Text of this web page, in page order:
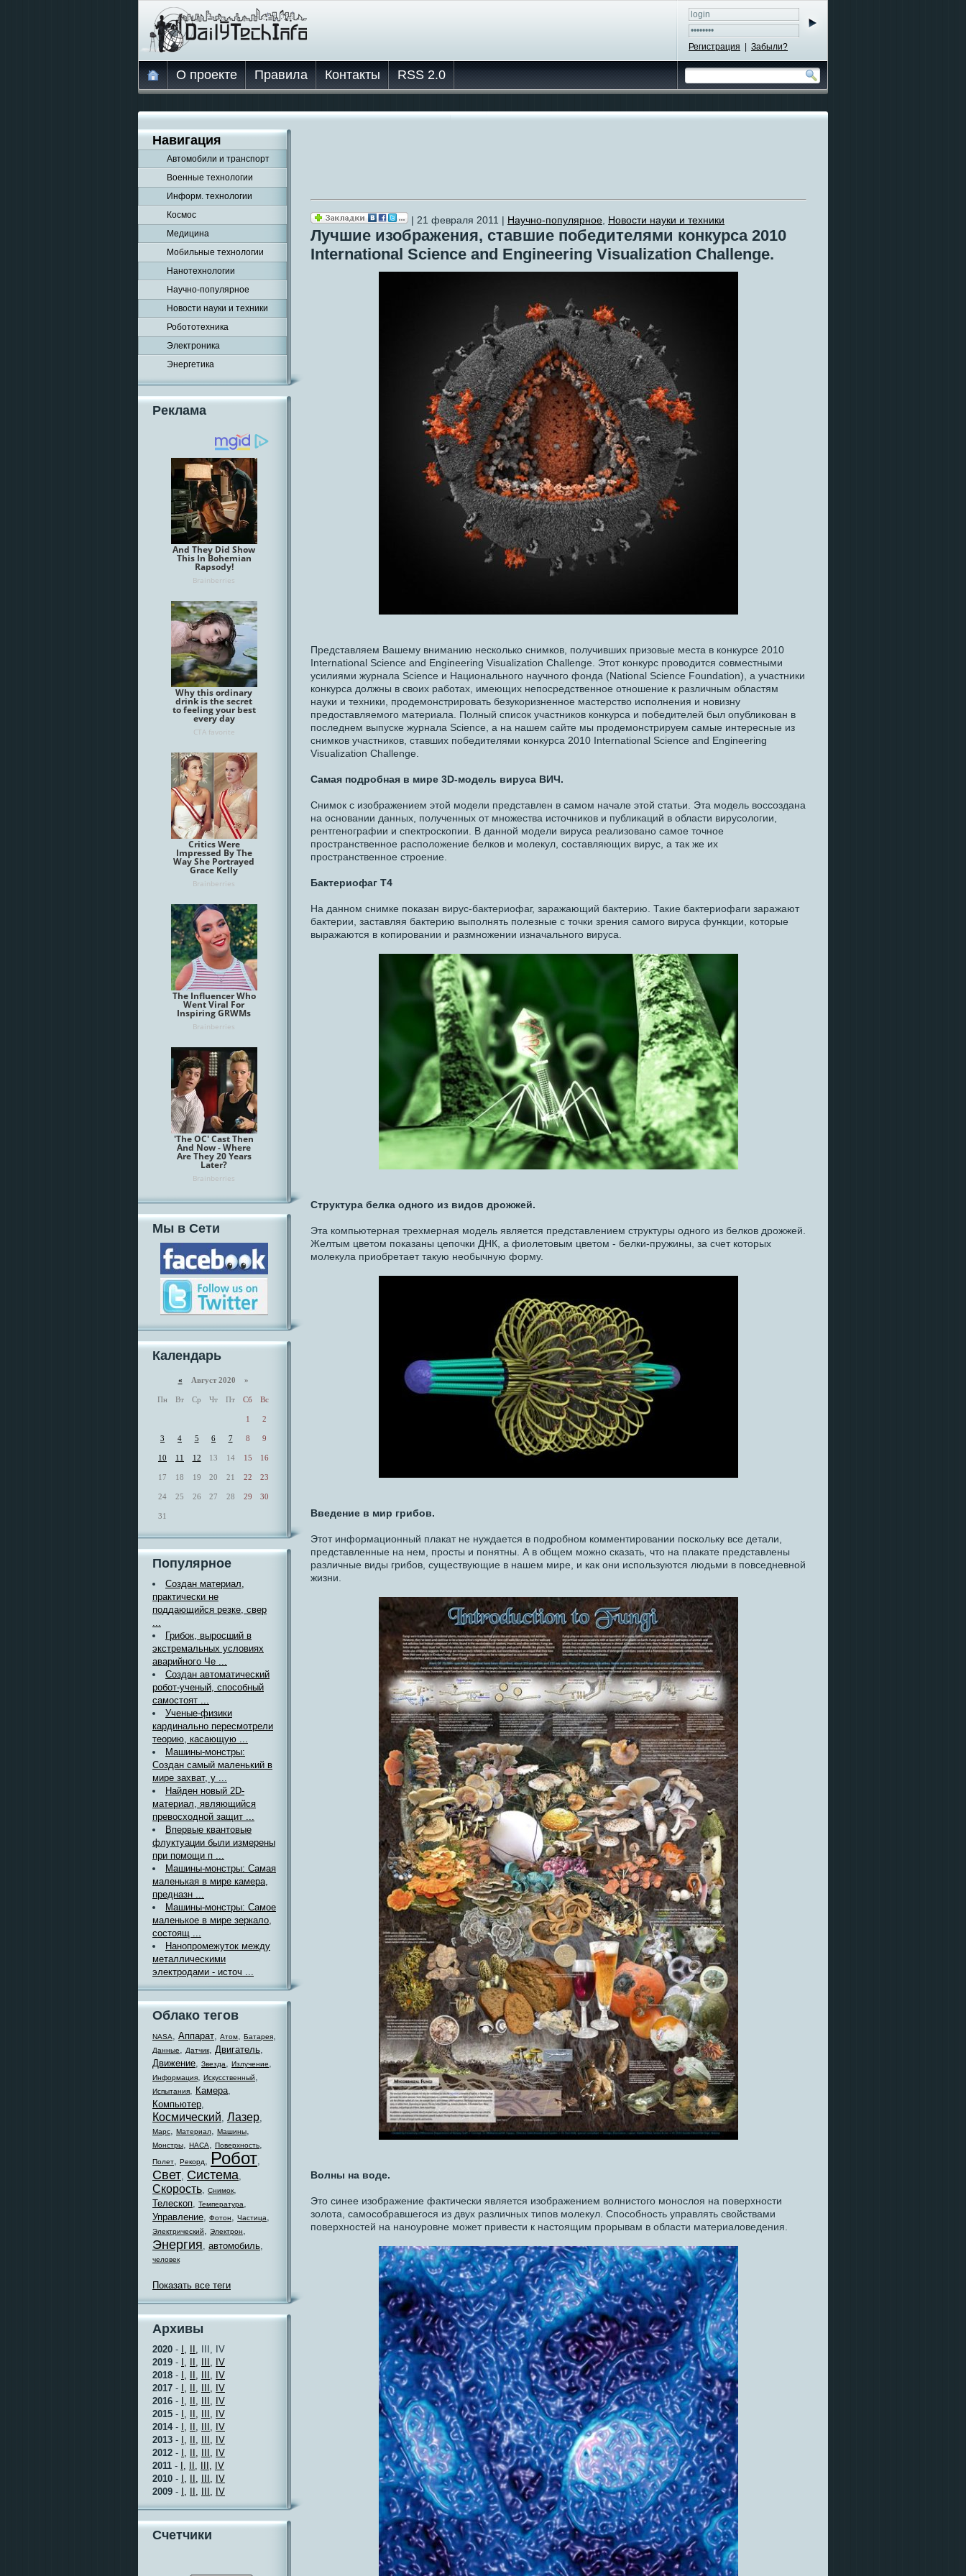
Регистрация Забыли?
О проекте Правила Контакты RSS 2.0
Навигация
Автомобили и транспорт
Военные технологии
Информ. технологии
Космос
Медицина
Мобильные технологии
Нанотехнологии
Научно-популярное
Новости науки и техники
Робототехника
Электроника
Энергетика
Реклама
Мы в Сети
Календарь
« Август 2020 »
Пн Вт Ср Чт Пт Сб Вс
1 2
3 4 5 6 7 8 9
10 11 12 13 14 15 16
17 18 19 20 21 22 23
24 25 26 27 28 29 30
31
Популярное
Создан материал,
практически не
поддающийся резке, свер
...
Грибок, выросший в
экстремальных условиях
аварийного Че ...
Создан автоматический
робот-ученый, способный
самостоят ...
Ученые-физики
кардинально пересмотрели
теорию, касающую ...
Машины-монстры:
Создан самый маленький в
мире захват, у ...
Найден новый 2D-
материал, являющийся
превосходной защит ...
Впервые квантовые
флуктуации были измерены
при помощи п ...
Машины-монстры: Самая
маленькая в мире камера,
предназн ...
Машины-монстры: Самое
маленькое в мире зеркало,
состоящ ...
Нанопромежуток между
металлическими
электродами - источ ...
Облако тегов
NASA, Аппарат, Атом, Батарея,
Данные, Датчик, Двигатель,
Движение, Звезда, Излучение,
Информация, Искусственный,
Испытания, Камера,
Компьютер,
Космический, Лазер,
Марс, Материал, Машины,
Монстры, НАСА, Поверхность,
Полет, Рекорд, Робот,
Свет, Система,
Скорость, Снимок,
Телескоп, Температура,
Управление, Фотон, Частица,
Электрический, Электрон,
Энергия, автомобиль,
человек
Показать все теги
Архивы
2020 - I, II, III, IV
2019 - I, II, III, IV
2018 - I, II, III, IV
2017 - I, II, III, IV
2016 - I, II, III, IV
2015 - I, II, III, IV
2014- I, II, III, IV
2013 - I, II, III, IV
2012 - I, II, III, IV
2011 - I, II, III, IV
2010 - I, II, III, IV
2009 - I, II, III, IV
Счетчики
| 21 февраля 2011 | Научно-популярное Новости науки и техники
Лучшие изображения, ставшие победителями конкурса 2010
International Science and Engineering Visualization Challenge.
Представляем Вашему вниманию несколько снимков, получивших призовые места в конкурсе 2010
International Science and Engineering Visualization Challenge. Этот конкурс проводится совместными
усилиями журнала Science и Национального научного фонда (National Science Foundation), а участники
конкурса должны в своих работах, имеющих непосредственное отношение к различным областям
науки и техники, продемонстрировать безукоризненное мастерство исполнения и новизну
предоставляемого материала. Полный список участников конкурса и победителей был опубликован в
последнем выпуске журнала Science, а на нашем сайте мы продемонстрируем самые интересные из
снимков участников, ставших победителями конкурса 2010 International Science and Engineering
Visualization Challenge.
Самая подробная в мире 3D-модель вируса ВИЧ.
Снимок с изображением этой модели представлен в самом начале этой статьи. Эта модель воссоздана
на основании данных, полученных от множества источников и публикаций в области вирусологии,
рентгенографии и спектроскопии. В данной модели вируса реализовано самое точное
пространственное расположение белков и молекул, составляющих вирус, а так же их
пространственное строение.
Бактериофаг T4
На данном снимке показан вирус-бактериофаг, заражающий бактерию. Такие бактериофаги заражают
бактерии, заставляя бактерию выполнять полезные с точки зрения самого вируса функции, которые
выражаются в копировании и размножении изначального вируса.
Структура белка одного из видов дрожжей.
Эта компьютерная трехмерная модель является представлением структуры одного из белков дрожжей.
Желтым цветом показаны цепочки ДНК, а фиолетовым цветом - белки-пружины, за счет которых
молекула приобретает такую необычную форму.
Введение в мир грибов.
Этот информационный плакат не нуждается в подробном комментировании поскольку все детали,
представленные на нем, просты и понятны. А в общем можно сказать, что на плакате представлены
различные виды грибов, существующие в нашем мире, и как они используются людьми в повседневной
жизни.
Волны на воде.
Это синее изображение фактически является изображением волнистого монослоя на поверхности
золота, самособравшегося из двух различных типов молекул. Способность управлять свойствами
поверхностей на наноуровне может привести к настоящим прорывам в области материаловедения.